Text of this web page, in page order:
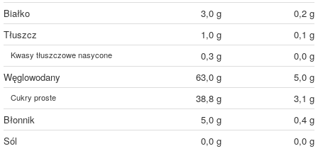
Białko
3,0 g
0,2 g
Tłuszcz
1,0 g 0,1 g
Kwasy tłuszczowe nasycone 0,3 g
0,0 g
Węglowodany
63,0 g 5,0 g
Cukry proste 38,8 g
3,1 g
Błonnik
5,0 g
0,4 g
Sól
0,0 g 0,0 g